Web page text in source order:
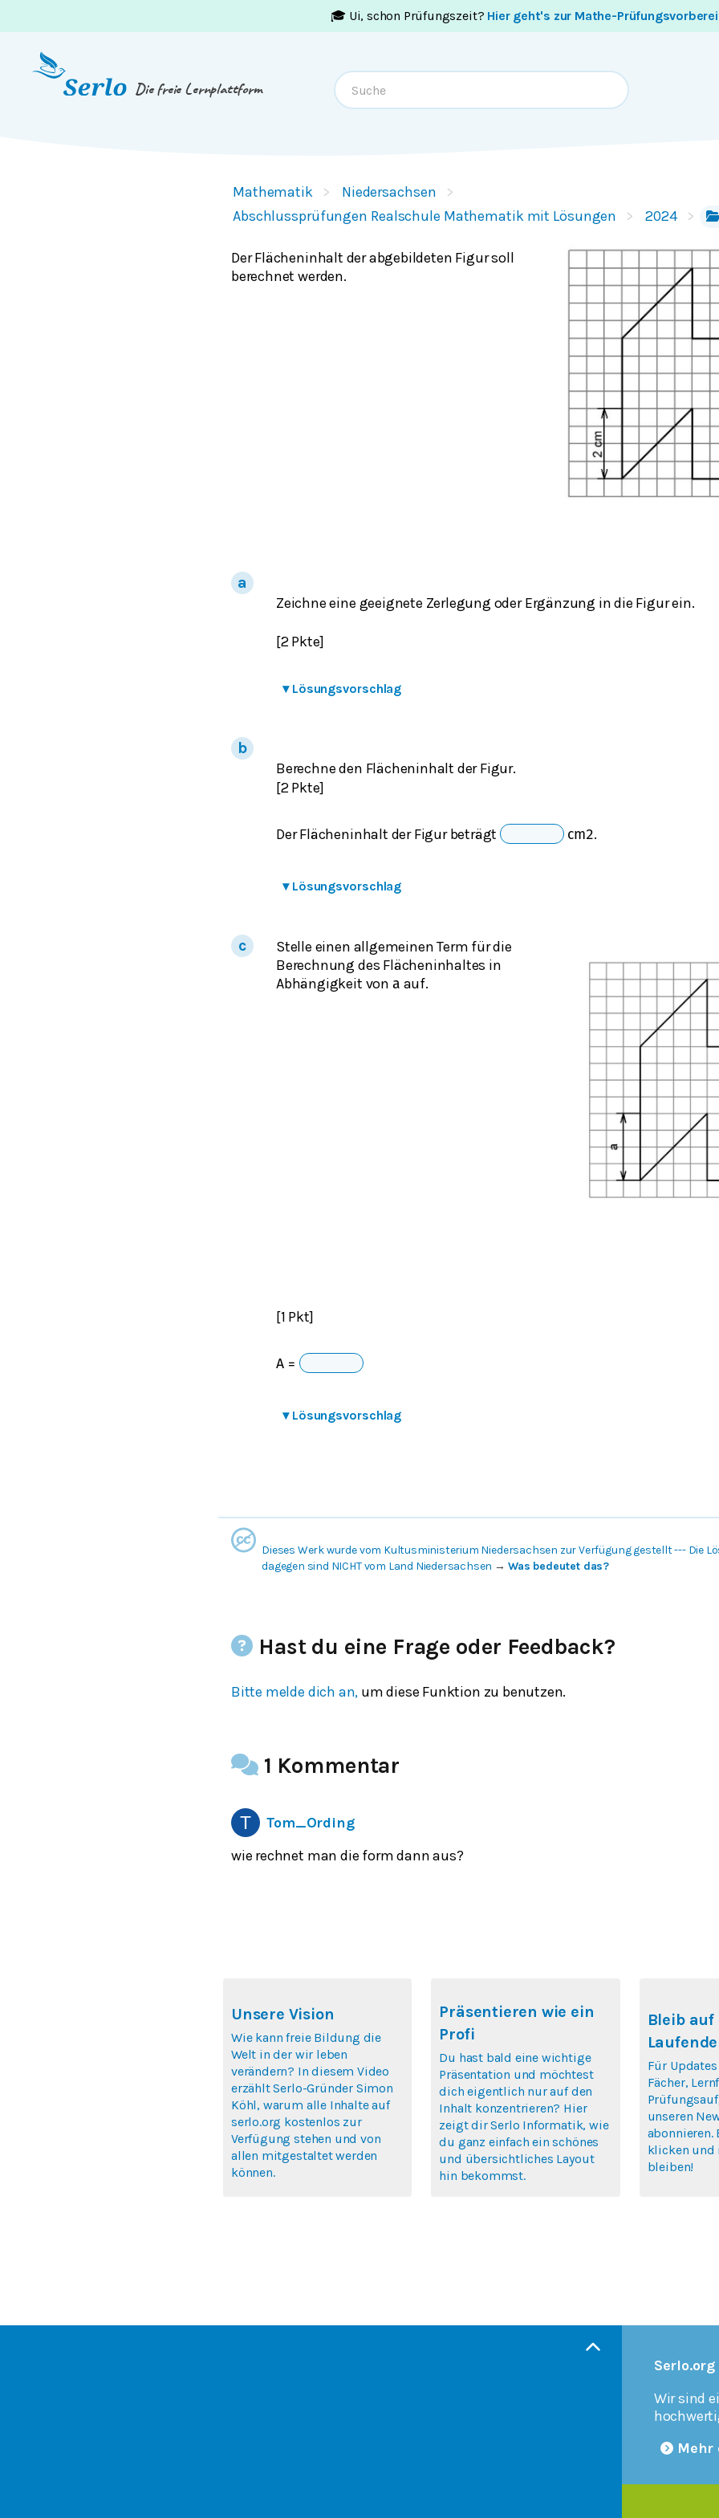
🎓 Ui, schon Prüfungszeit? Hier geht's zur Mathe-
Die freie Lernplattform
Mathematik
Niedersachsen
Abschlussprüfungen Realschule Mathematik mit Lösungen
2024
Der Flächeninhalt der abgebildeten Figur soll
berechnet werden.
Zeichne eine geeignete Zerlegung oder Ergänzung in die Figur ein.
[2 Pkte]
▾ Lösungsvorschlag
Berechne den Flächeninhalt der Figur.
[2 Pkte]
Der Flächeninhalt der Figur beträgt cm2.
▾ Lösungsvorschlag
Stelle einen allgemeinen Term für die
Berechnung des Flächeninhaltes in
Abhängigkeit von a auf.
[1 Pkt]
A =
▾ Lösungsvorschlag
Dieses Werk wurde vom Kultusministerium Niedersachsen zur Verfügung gestellt --- Die
dagegen sind NICHT vom Land Niedersachsen → Was bedeutet das?
Hast du eine Frage oder Feedback?
Bitte melde dich an, um diese Funktion zu benutzen.
1 Kommentar
Tom_Ording
wie rechnet man die form dann aus?
Unsere Vision
Wie kann freie Bildung die
Welt in der wir leben
verändern? In diesem Video
erzählt Serlo-Gründer Simon
Köhl, warum alle Inhalte auf
serlo.org kostenlos zur
Verfügung stehen und von
allen mitgestaltet werden
können.
Präsentieren wie ein
Profi
Du hast bald eine wichtige
Präsentation und möchtest
dich eigentlich nur auf den
Inhalt konzentrieren? Hier
zeigt dir Serlo Informatik, wie
du ganz einfach ein schönes
und übersichtliches Layout
hin bekommst.
Bleib auf
Für
Fächer,
unseren
abonnieren.
klicken
bleiben!
Wir sind
Mehr